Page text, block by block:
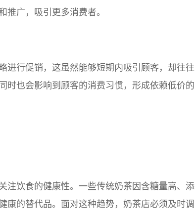
广，吸引更多消费者。
进行促销，这虽然能够短期内吸引顾客，却往往
时也会影响到顾客的消费习惯，形成依赖低价的
注饮食的健康性。一些传统奶茶因含糖量高、添
康的替代品。面对这种趋势，奶茶店必须及时调